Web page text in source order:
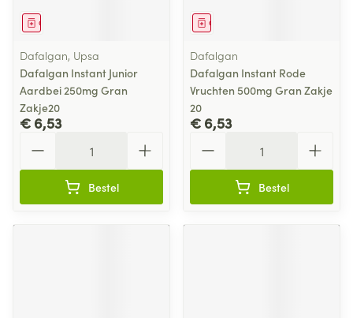
Geneesmiddel
Dafalgan, Upsa
Dafalgan Instant Junior
Aardbei 250mg Gran
Zakje20
€ 6,53
Bestel
Geneesmiddel
Dafalgan
Dafalgan Instant Rode
Vruchten 500mg Gran Zakje
20
€ 6,53
Bestel